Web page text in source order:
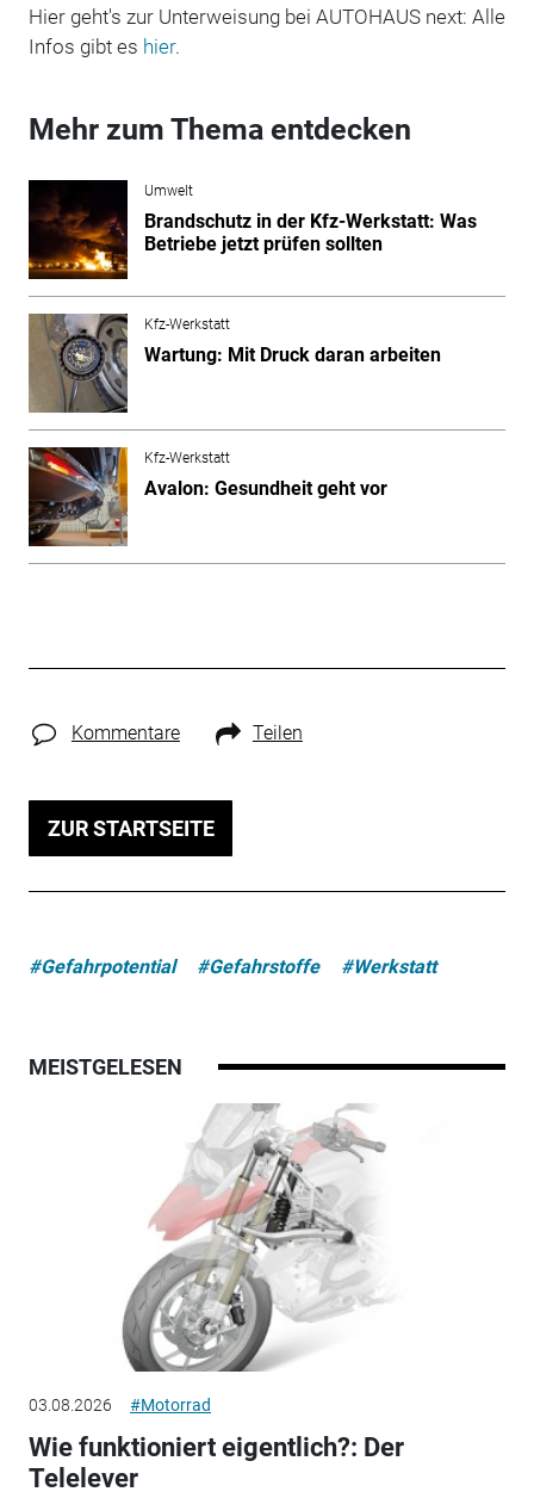
Hier geht's zur Unterweisung bei AUTOHAUS next: Alle
Infos gibt es hier.
Mehr zum Thema entdecken
Umwelt
Brandschutz in der Kfz-Werkstatt: Was
Betriebe jetzt prüfen sollten
Kfz-Werkstatt
Wartung: Mit Druck daran arbeiten
Kfz-Werkstatt
Avalon: Gesundheit geht vor
Kommentare Teilen
ZUR STARTSEITE
#Gefahrpotential #Gefahrstoffe #Werkstatt
MEISTGELESEN
03.08.2026 #Motorrad
Wie funktioniert eigentlich?: Der
Telelever